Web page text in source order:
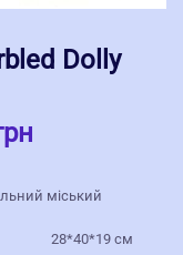
Dolly
міський
28*40*19 см